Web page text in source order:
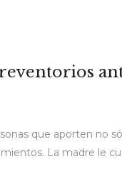
que aporten no
La madre le